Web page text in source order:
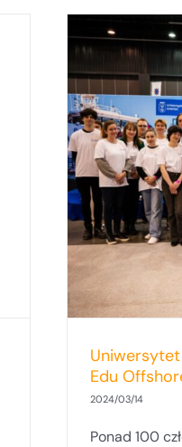
Uniwersytet
Edu
2024/03/14
Ponad 100